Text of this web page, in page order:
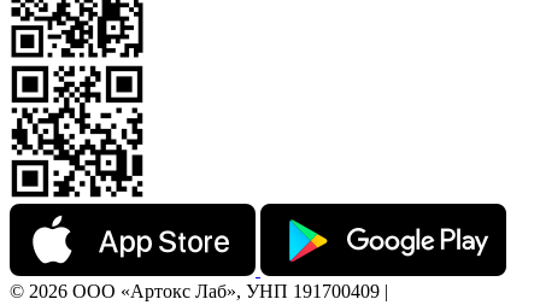
© 2026 ООО «Артокс Лаб», УНП 191700409 |